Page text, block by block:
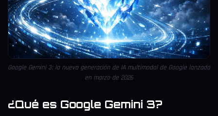
Google Gemini 3: la nueva generación de IA multimodal de Google lanzada
en marzo de 2026
¿Qué es Google Gemini 3?